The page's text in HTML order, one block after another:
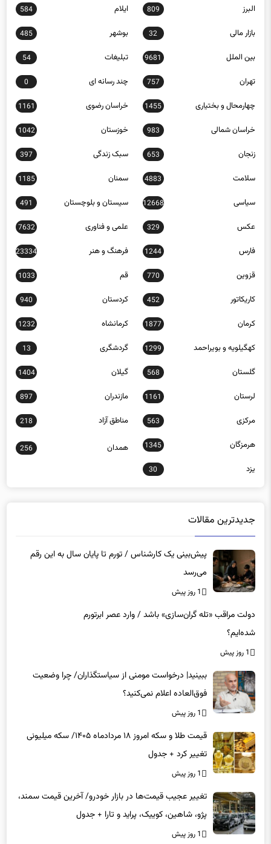
البرز 809 ایلام 584
بازار مالی 32 بوشهر 485
بین الملل 9681 تبلیغات 54
تهران 757 چند رسانه ای 0
چهارمحال و بختیاری 1455 خراسان رضوی 1161
خراسان شمالی 983 خوزستان 1042
زنجان 653 سبک زندگی 397
سلامت 4883 سمنان 1185
سیاسی 12668 سیستان و بلوچستان 491
عکس 329 علمی و فناوری 7632
فارس 1244 فرهنگ و هنر 23334
قزوین 770 قم 1033
کاریکاتور 452 کردستان 940
کرمان 1877 کرمانشاه 1232
کهگیلویه و بویراحمد 1299 گردشگری 13
گلستان 568 گیلان 1404
لرستان 1161 مازندران 897
مرکزی 563 مناطق آزاد 218
هرمزگان 1345 همدان 256
یزد 30
جدیدترین مقالات
پیش‌بینی یک کارشناس / تورم تا پایان سال به این رقم
می‌رسد
1 روز پیش
دولت مراقب «تله گران‌سازی» باشد / وارد عصر ابرتورم
شده‌ایم؟
1 روز پیش
ببینید| درخواست مومنی از سیاستگذاران/ چرا وضعیت
فوق‌العاده اعلام نمی‌کنید؟
1 روز پیش
قیمت طلا و سکه امروز ۱۸ مردادماه ۱۴۰۵/ سکه میلیونی
تغییر کرد + جدول
1 روز پیش
تغییر عجیب قیمت‌ها در بازار خودرو/ آخرین قیمت سمند،
پژو، شاهین، کوییک، پراید و تارا + جدول
1 روز پیش